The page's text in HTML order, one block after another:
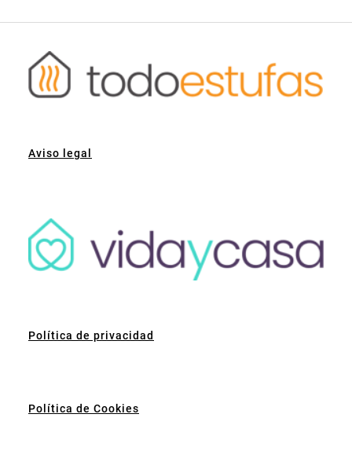
Aviso legal
Política de privacidad
Política de Cookies